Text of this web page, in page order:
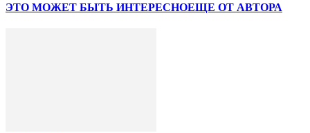
ЭТО МОЖЕТ БЫТЬ ИНТЕРЕСНОЕЩЕ ОТ АВТОРА